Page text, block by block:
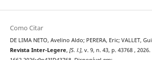
Como Citar
DE LIMA NETO, Avelino Aldo; PERERA, Eric; VALLET,
Revista Inter-Legere, [S. l.], v. 9, n. 43, p. 43768 ,